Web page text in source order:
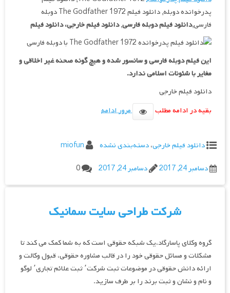
پدرخوانده دوبله, دانلود فیلم The Godfather 1972 دوبله
فارسی,دانلود فیلم دوبله فارسی,دانلود فیلم خارجی، دانلود فیلم
این فیلم دوبله فارسی و سانسور شده و هیچ گونه صحنه غیر اخلاقی و
مغایر با شئونات اسلامی ندارد.
دانلود فیلم خارجی
بقیه در ادامه مطلب
مرور ادامه
دانلود فیلم خارجی،دسته‌بندی نشده
miofun
دسامبر 24, 2017
دسامبر 24, 2017 0
شرکت طراحی سایت سمانیک
گروه وکلای پاسارگاد،یک شبکه حقوقی است که به شما کمک می کند تا
مشکلات و مسائل حقوقی خود را در قالب مشاوره حقوقی، قبول وکالت و
ارائه دانش حقوقی در موضوعات ثبت شرکت٬ ثبت علائم تجاری٬ لوگو
و نام و نشان و ثبت برند را بر طرف سازید.